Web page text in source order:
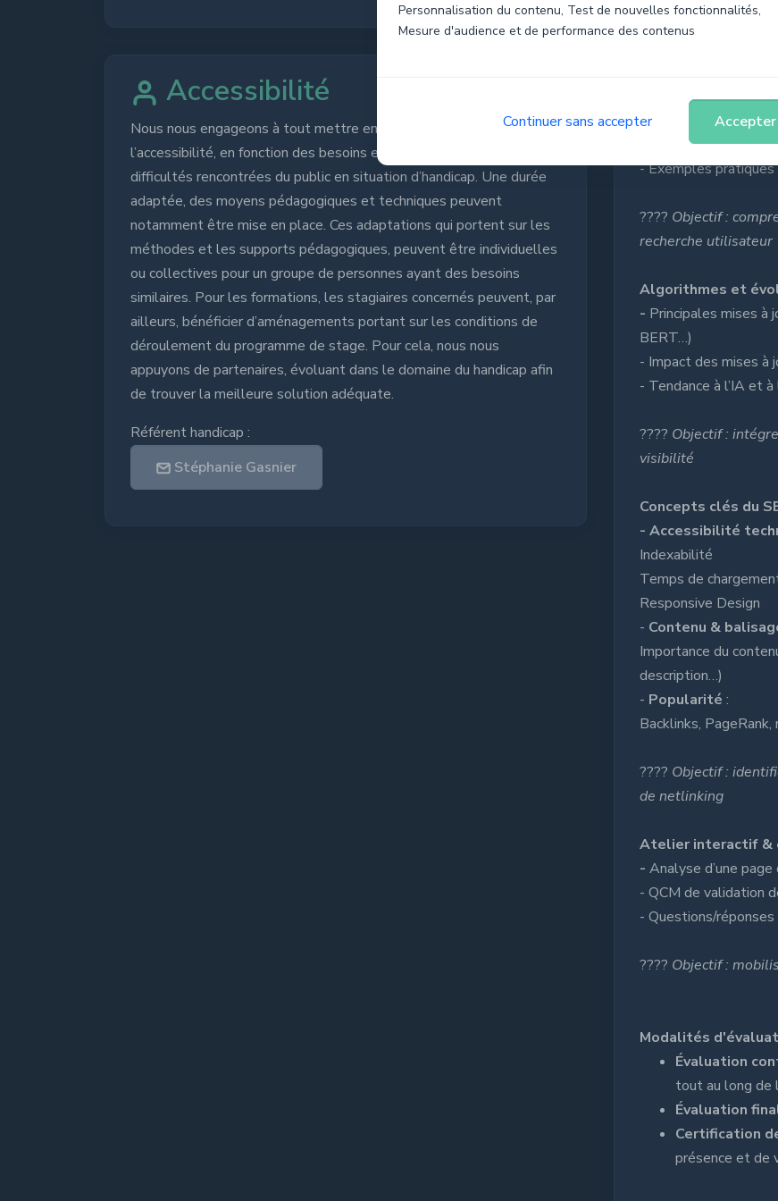
Personnalisation du contenu, Test de nouvelles fonctionnalités,
Mesure d'audience et de performance des contenus
Continuer sans accepter Accepter
????Objectif :
et présentent le
Comprendre
-Typologies :
- Adapter son
- Exemples pratiques
???? Objectif :
recherche utilisateur
Algorithmes et
- Principales mises à
BERT…)
- Impact des mises à
- Tendance à l’IA et
???? Objectif :
visibilité
Concepts clés du
- Accessibilité
Indexabilité
Temps de
Responsive Design
- Contenu &
Importance du
description…)
- Popularité :
Backlinks,
???? Objectif :
de netlinking
Atelier interactif &
- Analyse d’une
- QCM de validation
- Questions/réponses
???? Objectif :
Modalités
Évaluation
tout au long de
Évaluation
Certification
présence et de
Accessibilité
Nous nous engageons à tout mettre en oeuvre pour permettre
l’accessibilité, en fonction des besoins et compte tenu des
difficultés rencontrées du public en situation d’handicap. Une durée
adaptée, des moyens pédagogiques et techniques peuvent
notamment être mise en place. Ces adaptations qui portent sur les
méthodes et les supports pédagogiques, peuvent être individuelles
ou collectives pour un groupe de personnes ayant des besoins
similaires. Pour les formations, les stagiaires concernés peuvent, par
ailleurs, bénéficier d’aménagements portant sur les conditions de
déroulement du programme de stage. Pour cela, nous nous
appuyons de partenaires, évoluant dans le domaine du handicap afin
de trouver la meilleure solution adéquate.
Référent handicap :
Stéphanie Gasnier